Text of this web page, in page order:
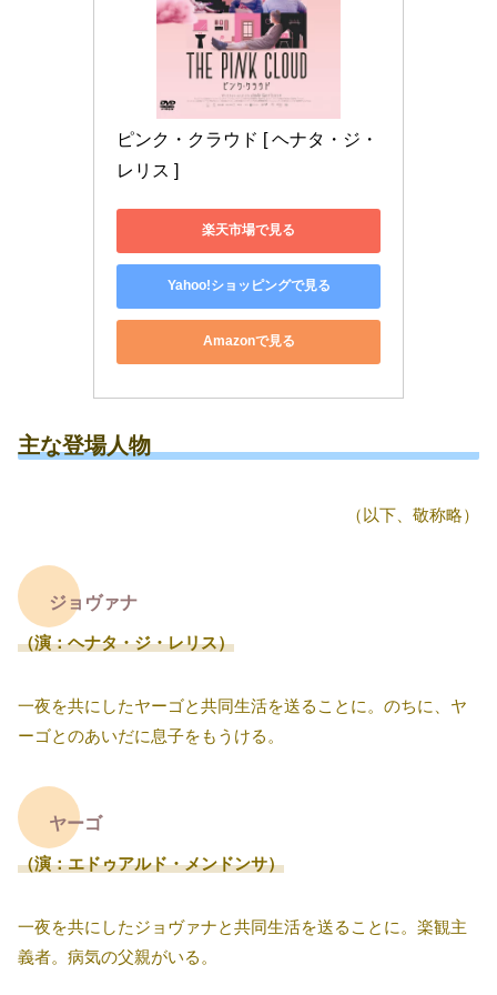
ピンク・クラウド [ ヘナタ・ジ・
レリス ]
楽天市場で見る
Yahoo!ショッピングで見る
Amazonで見る
主な登場人物
（以下、敬称略）
ジョヴァナ
（演：ヘナタ・ジ・レリス）
一夜を共にしたヤーゴと共同生活を送ることに。のちに、ヤ
ーゴとのあいだに息子をもうける。
ヤーゴ
（演：エドゥアルド・メンドンサ）
一夜を共にしたジョヴァナと共同生活を送ることに。楽観主
義者。病気の父親がいる。